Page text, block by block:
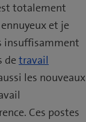
totalement
et je
insuffisamment
de travail
les nouveaux
Ces postes